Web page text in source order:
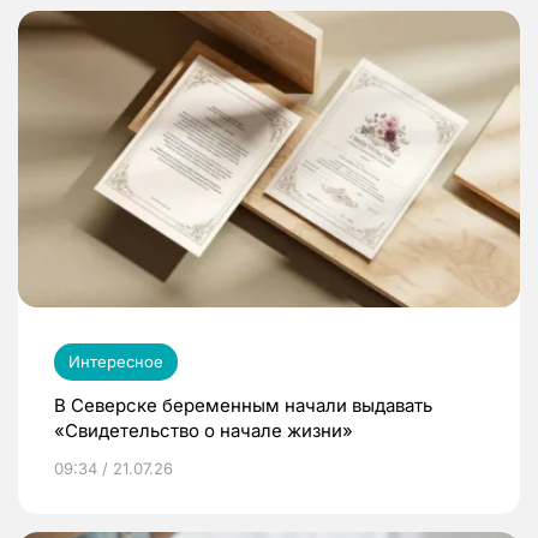
Интересное
В Северске беременным начали выдавать
«Свидетельство о начале жизни»
09:34 / 21.07.26